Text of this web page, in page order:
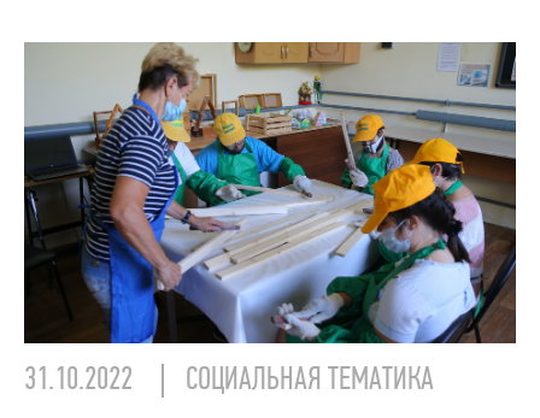
31.10.2022 СОЦИАЛЬНАЯ ТЕМАТИКА